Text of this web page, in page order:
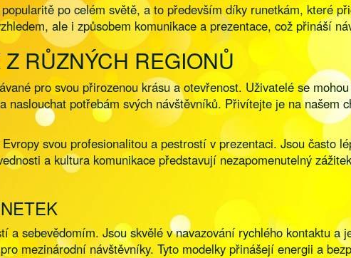
po celém světě, a to především díky runetkám, které
ale i způsobem komunikace a prezentace, což přináší
RŮZNÝCH REGIONŮ
pro svou přirozenou krásu a otevřenost. Uživatelé se
naslouchat potřebám svých návštěvníků. Přivítejte je na našem
svou profesionalitou a pestrostí v prezentaci. Jsou často
a kultura komunikace představují nezapomenutelný
a sebevědomím. Jsou skvělé v navazování rychlého kontaktu
mezinárodní návštěvníky. Tyto modelky přinášejí energii a